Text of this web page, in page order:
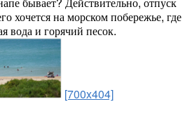
хочется на морском побережье, где
вода и горячий песок.
[700x404]